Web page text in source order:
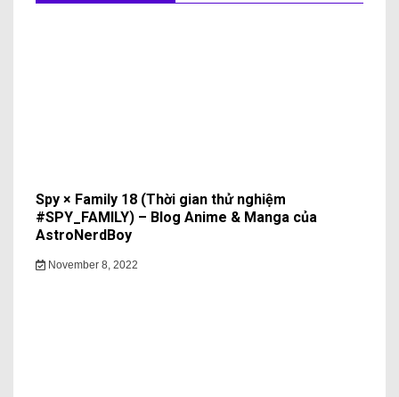
Spy × Family 18 (Thời gian thử nghiệm
#SPY_FAMILY) – Blog Anime & Manga của
AstroNerdBoy
November 8, 2022